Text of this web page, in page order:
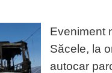
Eveniment
Săcele, la
autocar